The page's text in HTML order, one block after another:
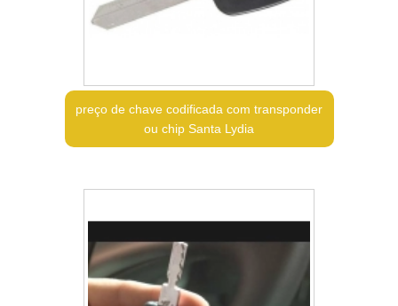
preço de chave codificada com transponder
ou chip Santa Lydia